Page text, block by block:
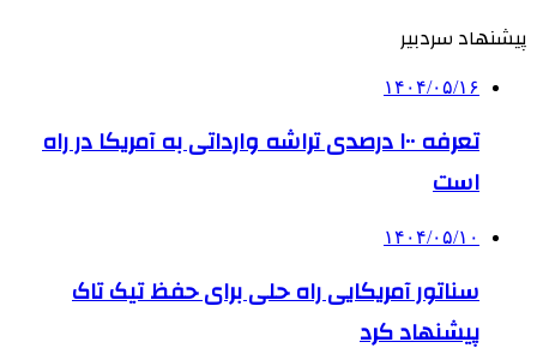
پیشنهاد سردبیر
۱۴۰۴/۰۵/۱۶
تعرفه ۱۰۰ درصدی تراشه وارداتی به آمریکا در راه
است
۱۴۰۴/۰۵/۱۰
سناتور آمریکایی راه حلی برای حفظ تیک تاک
پیشنهاد کرد